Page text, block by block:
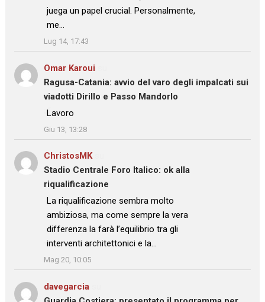
juega un papel crucial. Personalmente,
me…
”
Lug 14, 17:43
Omar Karoui
Ragusa-Catania: avvio del varo degli impalcati sui
viadotti Dirillo e Passo Mandorlo
: “Lavoro
”
Giu 13, 13:28
ChristosMKsu
Stadio Centrale Foro Italico: ok alla
riqualificazione
: “La riqualificazione sembra molto
ambiziosa, ma come sempre la vera
differenza la farà l’equilibrio tra gli
interventi architettonici e la…
”
Mag 20, 10:05
davegarcia